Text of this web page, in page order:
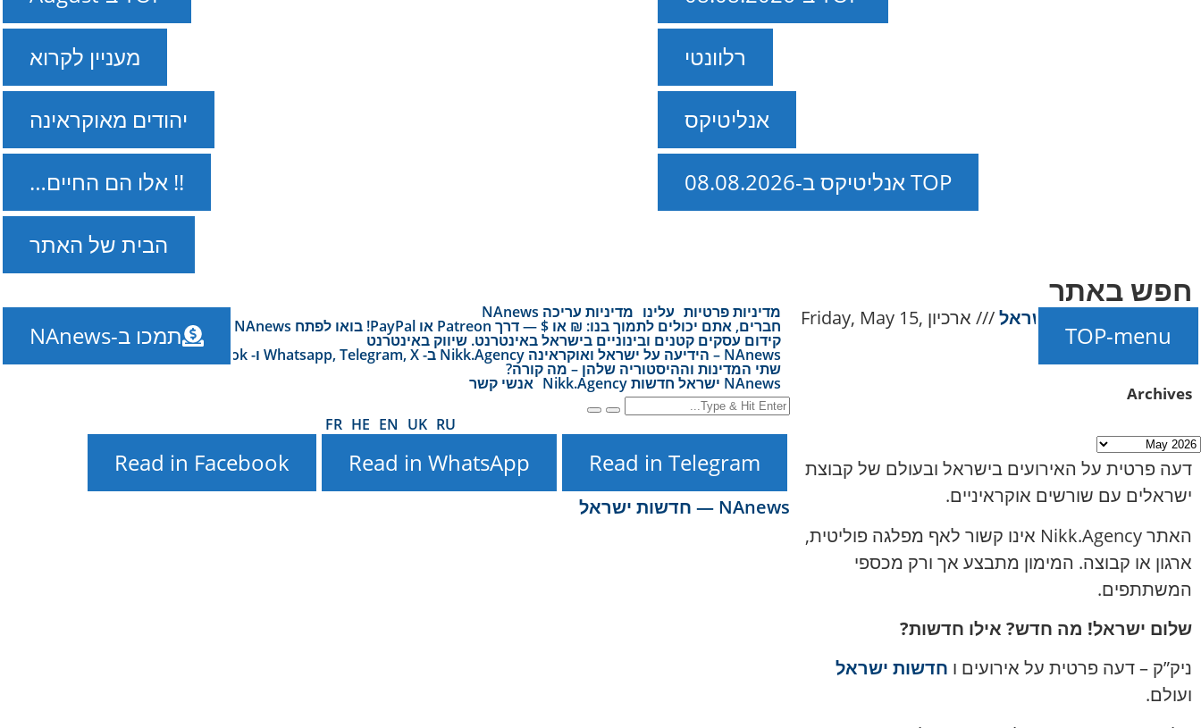
רלוונטי
אנליטיקס
TOP אנליטיקס ב-08.08.2026
מעניין לקרוא
יהודים מאוקראינה
!! אלו הם החיים…
הבית של האתר
חפש באתר
///
ארכיון Friday, May 15,
2026, 21:29
Archives
דעה פרטית על האירועים בישראל ובעולם של קבוצת
ישראלים עם שורשים אוקראיניים.
האתר Nikk.Agency אינו קשור לאף מפלגה פוליטית,
ארגון או קבוצה. המימון מתבצע אך ורק מכספי
המשתתפים.
שלום ישראל! מה חדש? אילו חדשות?
ניק”ק – דעה פרטית על אירועים ו חדשות ישראל
ועולם.
תמכו ב-NAnews TOP-menu
מדיניות פרטיות עלינו מדיניות עריכה NAnews
חברים, אתם יכולים לתמוך בנו: ₪ או $ — דרך Patreon או PayPal! בואו לפתח NAnews ביחד!
קידום עסקים קטנים ובינוניים בישראל באינטרנט. שיווק באינטרנט
שתי המדינות וההיסטוריה שלהן – מה קורה?
NAnews ישראל חדשות Nikk.Agency אנשי קשר
RU
UK
EN
HE
FR
Read in Telegram
Read in WhatsApp
Read in Facebook
NAnews — חדשות ישראל